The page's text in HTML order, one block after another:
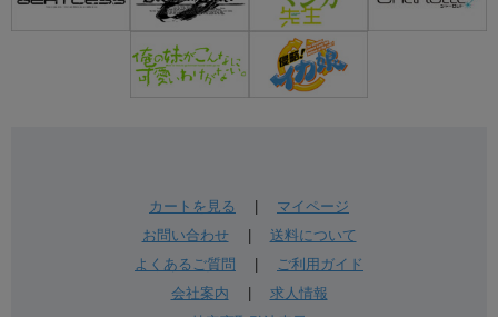
カートを見る
マイページ
お問い合わせ| 送料について
よくあるご質問
ご利用ガイド
会社案内
求人情報